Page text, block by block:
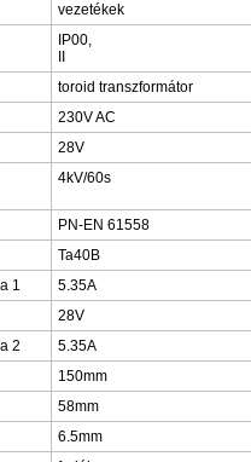
vezetékek
IP00,
toroid transzformátor
230V AC
28V
4kV/60s
PN-EN 61558
Ta40B
1
5.35A
28V
2
5.35A
150mm
58mm
6.5mm